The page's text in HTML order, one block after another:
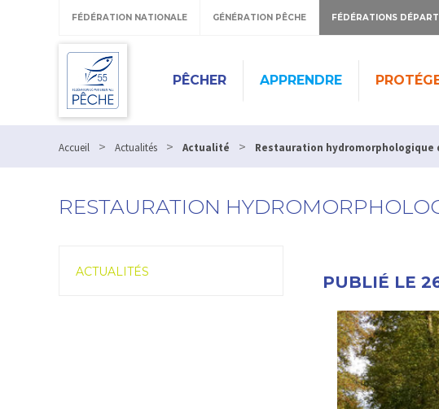
FÉDÉRATION NATIONALE GÉNÉRATION PÊCHE FÉDÉRATIONS
PÊCHER APPRENDRE
Accueil > Actualités > Actualité > Restauration hydromorphologique
RESTAURATION
ACTUALITÉS
PUBLIÉ LE